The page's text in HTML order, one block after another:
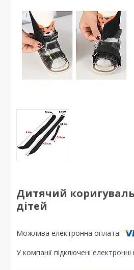
Дитячий
дітей
У компанії підключені